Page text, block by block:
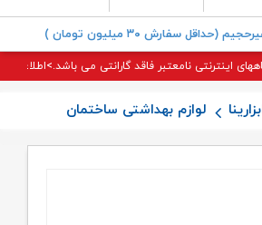
(حداقل سفارش ۳۰ میلیون تومان )
اینترنتی نامعتبر فاقد گارانتی می باشد.>اطلاعات
لوازم بهداشتی ساختمان